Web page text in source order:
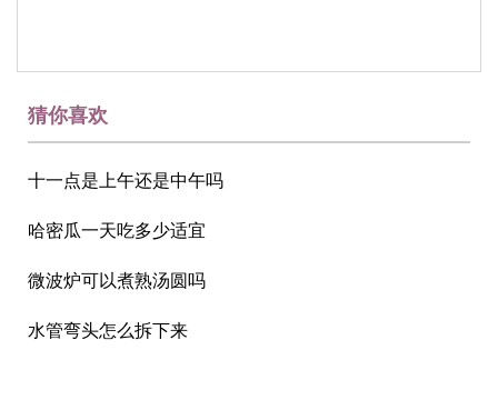
猜你喜欢
十一点是上午还是中午吗
哈密瓜一天吃多少适宜
微波炉可以煮熟汤圆吗
水管弯头怎么拆下来